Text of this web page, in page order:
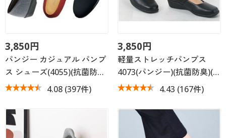
3,850円
パンジー カジュアル パンプ
ス シューズ(4055)(抗菌防…
4.08 (397件)
3,850円
軽量ストレッチパンプス
4073(パンジー)(抗菌防臭)(…
4.43 (167件)